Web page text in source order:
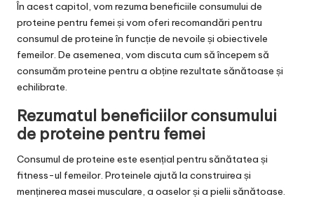
În acest capitol, vom rezuma beneficiile consumului de
proteine pentru femei și vom oferi recomandări pentru
consumul de proteine în funcție de nevoile și obiectivele
femeilor. De asemenea, vom discuta cum să începem să
consumăm proteine pentru a obține rezultate sănătoase și
echilibrate.
Rezumatul beneficiilor consumului
de proteine pentru femei
Consumul de proteine este esențial pentru sănătatea și
fitness-ul femeilor. Proteinele ajută la construirea și
menținerea masei musculare, a oaselor și a pielii sănătoase.